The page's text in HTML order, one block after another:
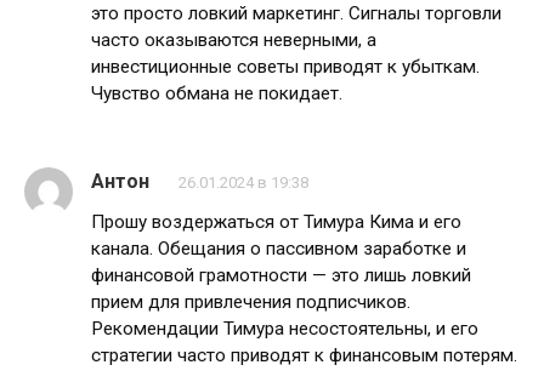
это просто ловкий маркетинг. Сигналы торговли
часто оказываются неверными, а
инвестиционные советы приводят к убыткам.
Чувство обмана не покидает.
Антон 26.01.2024 в 19:38
Прошу воздержаться от Тимура Кима и его
канала. Обещания о пассивном заработке и
финансовой грамотности — это лишь ловкий
прием для привлечения подписчиков.
Рекомендации Тимура несостоятельны, и его
стратегии часто приводят к финансовым потерям.